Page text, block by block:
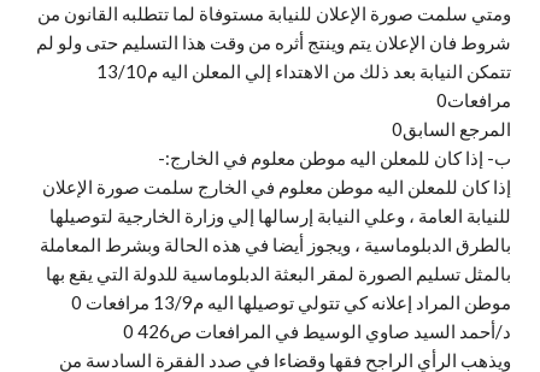
ومتي سلمت صورة الإعلان للنيابة مستوفاة لما تتطلبه القانون من
شروط فان الإعلان يتم وينتج أثره من وقت هذا التسليم حتى ولو لم
تتمكن النيابة بعد ذلك من الاهتداء إلي المعلن اليه م13/10
مرافعات0
المرجع السابق0
ب‌- إذا كان للمعلن اليه موطن معلوم في الخارج:-
إذا كان للمعلن اليه موطن معلوم في الخارج سلمت صورة الإعلان
للنيابة العامة ، وعلي النيابة إرسالها إلي وزارة الخارجية لتوصيلها
بالطرق الدبلوماسية ، ويجوز أيضا في هذه الحالة وبشرط المعاملة
بالمثل تسليم الصورة لمقر البعثة الدبلوماسية للدولة التي يقع بها
موطن المراد إعلانه كي تتولي توصيلها اليه م13/9 مرافعات 0
د/أحمد السيد صاوي الوسيط في المرافعات ص426 0
ويذهب الرأي الراجح فقها وقضاءا في صدد الفقرة السادسة من